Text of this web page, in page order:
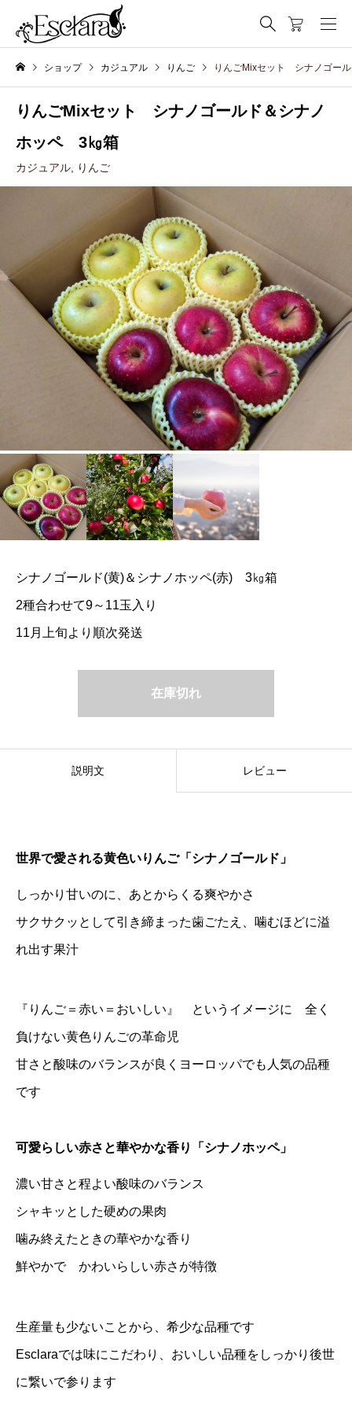
ショップ カジュアル りんご りんごMixセット シナノゴー
りんごMixセット シナノゴールド＆シナノ
ホッペ 3㎏箱
カジュアル りんご
シナノゴールド(黄)＆シナノホッペ(赤) 3㎏箱
2種合わせて9～11玉入り
11月上旬より順次発送
在庫切れ
説明文 レビュー
世界で愛される黄色いりんご「シナノゴールド」
しっかり甘いのに、あとからくる爽やかさ
サクサクッとして引き締まった歯ごたえ、噛むほどに溢
れ出す果汁
『りんご＝赤い＝おいしい』 というイメージに 全く
負けない黄色りんごの革命児
甘さと酸味のバランスが良くヨーロッパでも人気の品種
です
可愛らしい赤さと華やかな香り「シナノホッペ」
濃い甘さと程よい酸味のバランス
シャキッとした硬めの果肉
噛み終えたときの華やかな香り
鮮やかで かわいらしい赤さが特徴
生産量も少ないことから、希少な品種です
Esclaraでは味にこだわり、おいしい品種をしっかり後世
に繋いで参ります